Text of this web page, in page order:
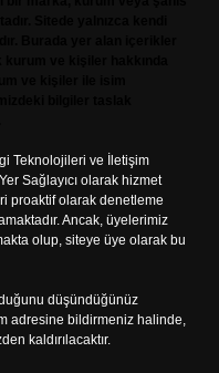
Teknolojileri ve İletişim
Sağlayıcı olarak hizmet
proaktif olarak denetleme
Ancak, üyelerimiz
olup, siteye üye olarak bu
düşündüğünüz
adresine bildirmeniz halinde,
kaldırılacaktır.